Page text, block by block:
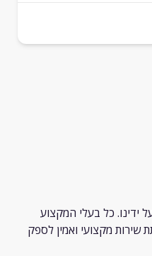
כל בעלי המקצוע
ואמין לספק